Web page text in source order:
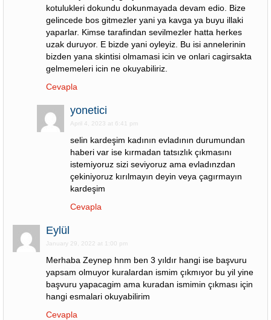
kotulukleri dokundu dokunmayada devam edio. Bize
gelincede bos gitmezler yani ya kavga ya buyu illaki
yaparlar. Kimse tarafindan sevilmezler hatta herkes
uzak duruyor. E bizde yani oyleyiz. Bu isi annelerinin
bizden yana skintisi olmamasi icin ve onlari cagirsakta
gelmemeleri icin ne okuyabiliriz.
Cevapla
yonetici
April 4, 2023 at 6:41 pm
selin kardeşim kadının evladının durumundan
haberi var ise kırmadan tatsızlık çıkmasını
istemiyoruz sizi seviyoruz ama evladınzdan
çekiniyoruz kırılmayın deyin veya çagırmayın
kardeşim
Cevapla
Eylül
January 29, 2022 at 1:00 pm
Merhaba Zeynep hnm ben 3 yıldır hangi ise başvuru
yapsam olmuyor kuralardan ismim çıkmıyor bu yil yine
başvuru yapacagim ama kuradan ismimin çıkması için
hangi esmalari okuyabilirim
Cevapla